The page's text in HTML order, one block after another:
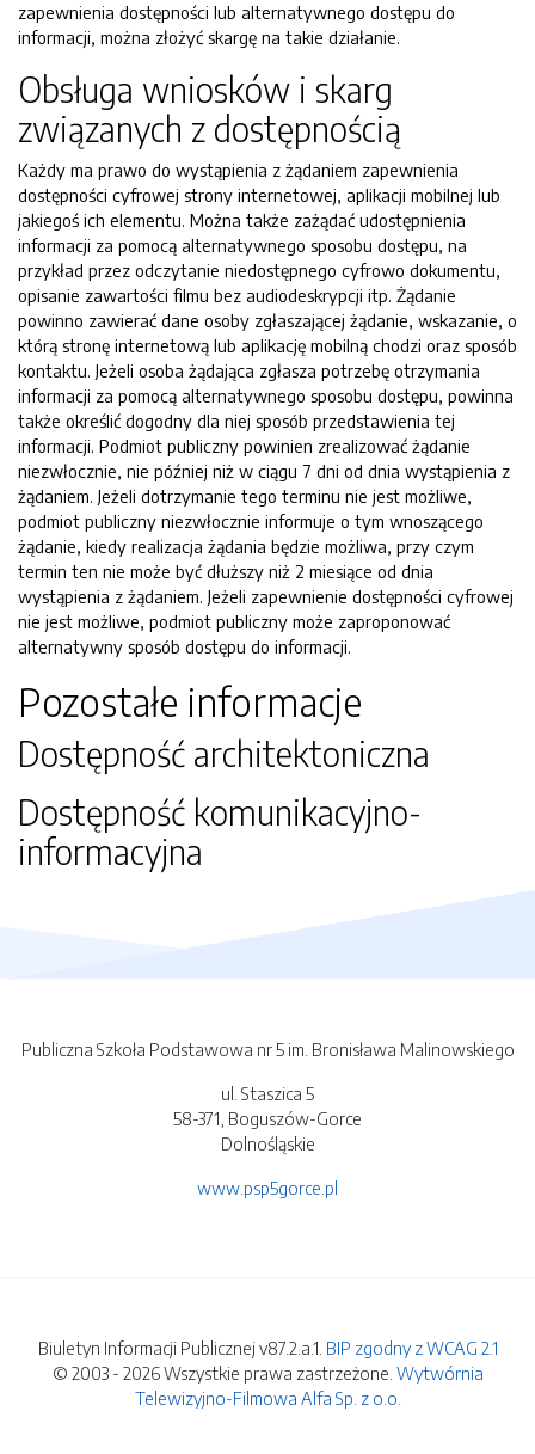
zapewnienia dostępności lub alternatywnego dostępu do
informacji, można złożyć skargę na takie działanie.
Obsługa wniosków i skarg
związanych z dostępnością
Każdy ma prawo do wystąpienia z żądaniem zapewnienia
dostępności cyfrowej strony internetowej, aplikacji mobilnej lub
jakiegoś ich elementu. Można także zażądać udostępnienia
informacji za pomocą alternatywnego sposobu dostępu, na
przykład przez odczytanie niedostępnego cyfrowo dokumentu,
opisanie zawartości filmu bez audiodeskrypcji itp. Żądanie
powinno zawierać dane osoby zgłaszającej żądanie, wskazanie, o
którą stronę internetową lub aplikację mobilną chodzi oraz sposób
kontaktu. Jeżeli osoba żądająca zgłasza potrzebę otrzymania
informacji za pomocą alternatywnego sposobu dostępu, powinna
także określić dogodny dla niej sposób przedstawienia tej
informacji. Podmiot publiczny powinien zrealizować żądanie
niezwłocznie, nie później niż w ciągu 7 dni od dnia wystąpienia z
żądaniem. Jeżeli dotrzymanie tego terminu nie jest możliwe,
podmiot publiczny niezwłocznie informuje o tym wnoszącego
żądanie, kiedy realizacja żądania będzie możliwa, przy czym
termin ten nie może być dłuższy niż 2 miesiące od dnia
wystąpienia z żądaniem. Jeżeli zapewnienie dostępności cyfrowej
nie jest możliwe, podmiot publiczny może zaproponować
alternatywny sposób dostępu do informacji.
Pozostałe informacje
Dostępność architektoniczna
Dostępność komunikacyjno-
informacyjna
Publiczna Szkoła Podstawowa nr 5 im. Bronisława Malinowskiego
ul. Staszica 5
58-371, Boguszów-Gorce
Dolnośląskie
www.psp5gorce.pl
Biuletyn Informacji Publicznej v87.2.a.1. BIP zgodny z WCAG 2.1
© 2003 - 2026 Wszystkie prawa zastrzeżone. Wytwórnia
Telewizyjno-Filmowa Alfa Sp. z o.o.